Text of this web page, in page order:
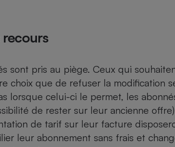
recours
sont pris au piège. Ceux qui
choix que de refuser la modification
lorsque celui-ci le permet, les
de rester sur leur ancienne
de tarif sur leur facture
leur abonnement sans frais et
Climatiseur -
Ventilateur
Antivirus